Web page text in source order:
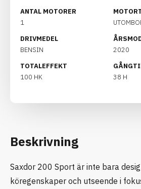
ANTAL MOTORER
1
DRIVMEDEL
BENSIN
2020
TOTALEFFEKT
100 HK
38 H
Beskrivning
Saxdor 200 Sport är inte bara
köregenskaper och utseende i